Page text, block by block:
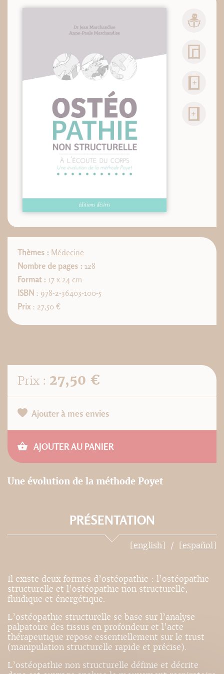
Thèmes : Médecine
Nombre de pages : 128
Format : 17 x 24 cm
ISBN : 978-2-36403-100-5
Prix : 27,50 €
Prix : 27,50 €
Ajouter à mes envies
AJOUTER AU PANIER
Une évolution de la méthode Poyet
PRÉSENTATION
[english] [español]
Il existe deux formes d’ostéopathie : l’ostéopathie
structurelle et l’ostéopathie non structurelle,
fluidique et énergétique.
L’ostéopathie structurelle se base sur l’analyse
palpatoire des tissus en profondeur et l’acte
thérapeutique repose essentiellement sur le trust
(manipulation structurelle rapide et précise).
L’ostéopathie non structurelle définie et décrite